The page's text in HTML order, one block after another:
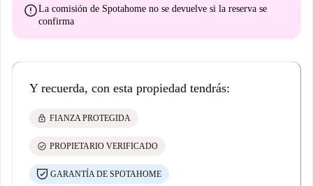
errorLa comisión de Spotahome no se devuelve si la reserva se
confirma
Y recuerda, con esta propiedad tendrás:
lock FIANZA PROTEGIDA
check_circle PROPIETARIO VERIFICADO
GARANTÍA DE SPOTAHOME